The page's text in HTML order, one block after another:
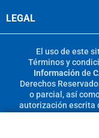
LEGAL
El uso de este
Términos y
Información de
Derechos
o parcial, así
autorización escrita